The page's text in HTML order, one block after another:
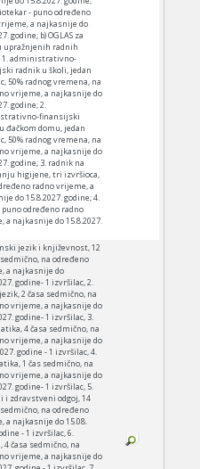
- puno određeno
a najkasnije do
godine; b) OGLAS za
upražnjenih radnih
1. administrativno-
radnik u školi, jedan
50% radnog vremena, na
vrijeme, a najkasnije do
godine; 2.
finansijski
đačkom domu, jedan
50% radnog vremena, na
vrijeme, a najkasnije do
godine; 3. radnik na
higijene, tri izvršioca,
radno vrijeme, a
do 15.8.2027. godine; 4.
određeno radno
a najkasnije do 15.8.2027.
jezik i književnost, 12
na određeno
a najkasnije do
godine- 1 izvršilac, 2.
2 časa sedmično, na
vrijeme, a najkasnije do
godine- 1 izvršilac, 3.
4 časa sedmično, na
vrijeme, a najkasnije do
godine - 1 izvršilac, 4.
1 čas sedmično, na
vrijeme, a najkasnije do
godine- 1 izvršilac, 5.
i zdravstveni odgoj, 14
na određeno
a najkasnije do 15.08.
- 1 izvršilac, 6.
4 časa sedmično, na
vrijeme, a najkasnije do